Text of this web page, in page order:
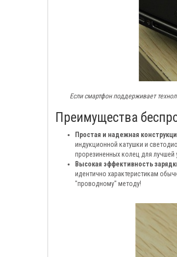
Если смартфон поддерживает
Преимущества
Простая и надежная
индукционной катушки и
прорезиненных колец для лучшей
Высокая эффективность
идентично характеристикам
"проводному" методу!